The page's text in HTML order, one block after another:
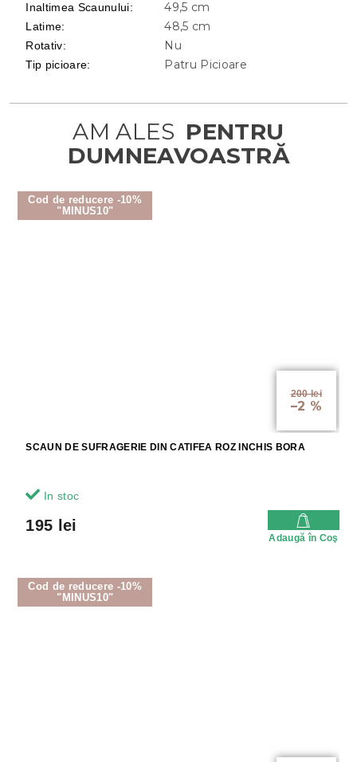
Cod de reducere -10%
"MINUS10"
200 lei
–2 %
SCAUN DE SUFRAGERIE DIN CATIFEA ROZ INCHIS BORA
In stoc
195 lei
Adaugă în Coş
Cod de reducere -10%
"MINUS10"
Inaltimea Scaunului: 49,5 cm
Latime: 48,5 cm
Rotativ: Nu
Tip picioare: Patru Picioare